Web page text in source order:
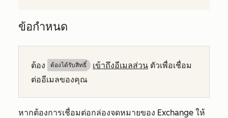
ข้อกำหนด
ต้อง ต้องได้รับสิทธิ์​ เข้าถึงอีเมลส่วน ตัวเพื่อเชื่อม
ต่ออีเมลของคุณ
หากต้องการเชื่อมต่อกล่องจดหมายของ Exchange ให้